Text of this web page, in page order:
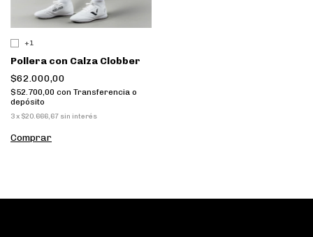
+1
Pollera con Calza Clobber
$62.000,00
$52.700,00 con Transferencia o
depósito
3x $20.666,67 sin interés
Comprar